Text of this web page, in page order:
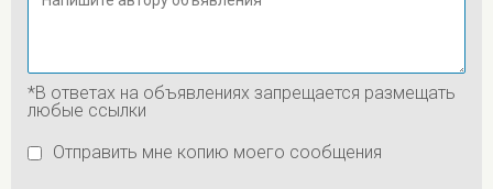
*В ответах на объявлениях запрещается размещать
любые ссылки
Отправить мне копию моего сообщения